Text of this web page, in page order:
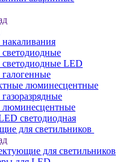
LED
люминесцентные
светодиодная
для светильников
для светильников